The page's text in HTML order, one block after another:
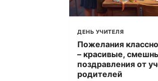
ДЕНЬ УЧИТЕЛЯ
Пожелания
– красивые,
поздравления от
родителей